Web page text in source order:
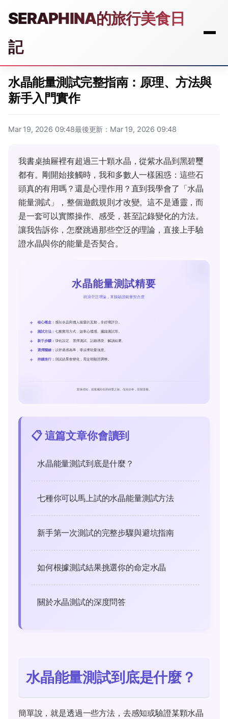
SERAPHINA的旅行美食日
記
水晶能量測試完整指南：原理、方法與
新手入門實作
Mar 19, 2026 09:48最後更新：Mar 19, 2026 09:48
我書桌抽屜裡有超過三十顆水晶，從紫水晶到黑碧璽
都有。剛開始接觸時，我和多數人一樣困惑：這些石
頭真的有用嗎？還是心理作用？直到我學會了「水晶
能量測試」，整個遊戲規則才改變。這不是通靈，而
是一套可以實際操作、感受，甚至記錄變化的方法。
讓我告訴你，怎麼跳過那些空泛的理論，直接上手驗
證水晶與你的能量是否契合。
📋 這篇文章你會讀到
水晶能量測試到底是什麼？
七種你可以馬上試的水晶能量測試方法
新手第一次測試的完整步驟與避坑指南
如何根據測試結果挑選你的命定水晶
關於水晶測試的深度問答
水晶能量測試到底是什麼？
簡單說，就是透過一些方法，去感知或驗證某顆水晶